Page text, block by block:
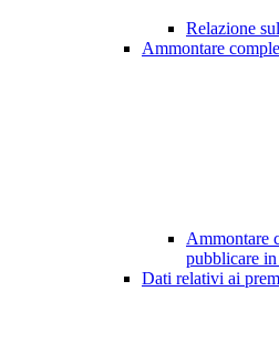
Relazione
Ammontare
Ammontare
pubblicare
Dati relativi ai